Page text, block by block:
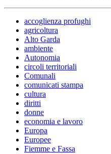
accoglienza profughi
agricoltura
Alto Garda
ambiente
Autonomia
circoli territoriali
Comunali
comunicati stampa
cultura
diritti
donne
economia e lavoro
Europa
Europee
Fiemme e Fassa